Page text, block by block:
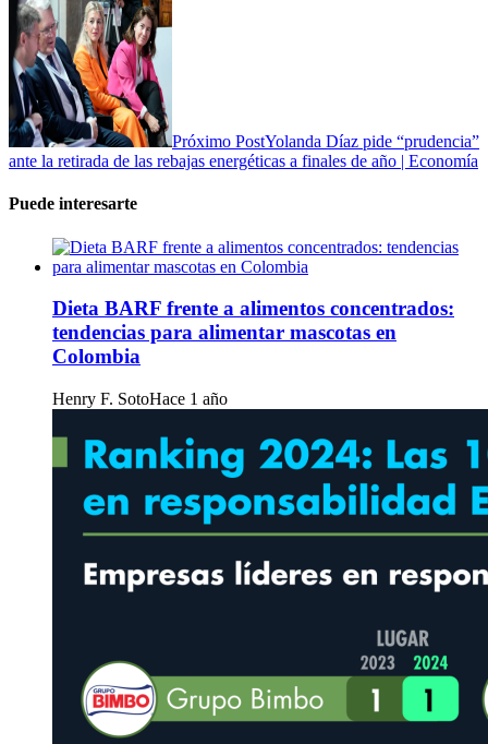
Próximo PostYolanda Díaz pide “prudencia”
ante la retirada de las rebajas energéticas a finales de año | Economía
Puede interesarte
Dieta BARF frente a alimentos concentrados:
tendencias para alimentar mascotas en
Colombia
Henry F. SotoHace 1 año